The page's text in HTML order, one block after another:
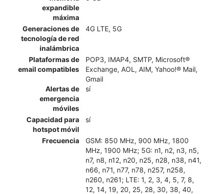
expandible
máxima
Generaciones de
tecnología de red
inalámbrica
4G LTE, 5G
Plataformas de
email compatibles
POP3, IMAP4, SMTP, Microsoft®
Exchange, AOL, AIM, Yahoo!® Mail,
Gmail
Alertas de
emergencia
móviles
sí
Capacidad para
hotspot móvil
sí
Frecuencia
GSM: 850 MHz, 900 MHz, 1800
MHz, 1900 MHz; 5G: n1, n2, n3, n5,
n7, n8, n12, n20, n25, n28, n38, n41,
n66, n71, n77, n78, n257, n258,
n260, n261; LTE: 1, 2, 3, 4, 5, 7, 8,
12, 14, 19, 20, 25, 28, 30, 38, 40,